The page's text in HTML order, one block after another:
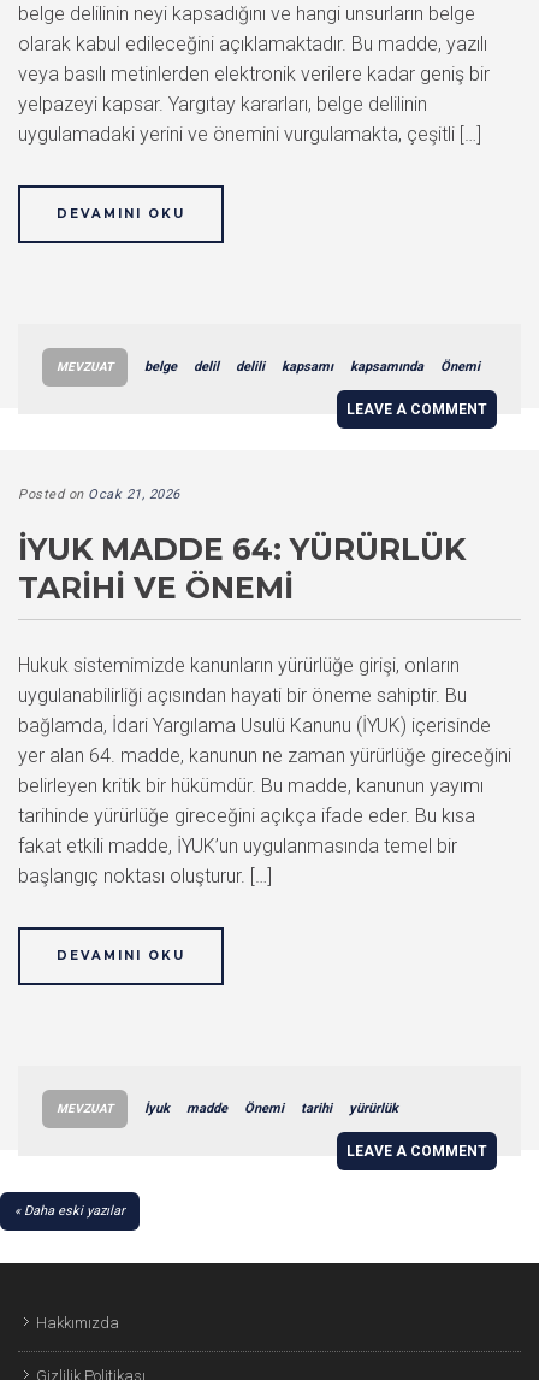
belge delilinin neyi kapsadığını ve hangi unsurların belge
olarak kabul edileceğini açıklamaktadır. Bu madde, yazılı
veya basılı metinlerden elektronik verilere kadar geniş bir
yelpazeyi kapsar. Yargıtay kararları, belge delilinin
uygulamadaki yerini ve önemini vurgulamakta, çeşitli […]
DEVAMINI OKU
MEVZUAT belge delil delili kapsamı kapsamında Önemi
LEAVE A COMMENT
Posted on Ocak 21, 2026
İYUK MADDE 64: YÜRÜRLÜK
TARIHI VE ÖNEMI
Hukuk sistemimizde kanunların yürürlüğe girişi, onların
uygulanabilirliği açısından hayati bir öneme sahiptir. Bu
bağlamda, İdari Yargılama Usulü Kanunu (İYUK) içerisinde
yer alan 64. madde, kanunun ne zaman yürürlüğe gireceğini
belirleyen kritik bir hükümdür. Bu madde, kanunun yayımı
tarihinde yürürlüğe gireceğini açıkça ifade eder. Bu kısa
fakat etkili madde, İYUK’un uygulanmasında temel bir
başlangıç noktası oluşturur. […]
DEVAMINI OKU
MEVZUAT İyuk madde Önemi tarihi yürürlük
LEAVE A COMMENT
YAZI
Daha eski yazılar
Hakkımızda
Gizlilik Politikası